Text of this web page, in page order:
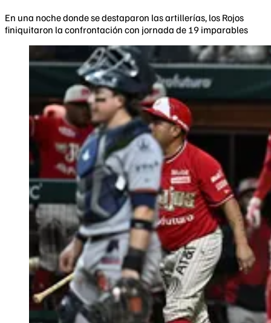
En una noche donde se destaparon las artillerías, los Rojos
finiquitaron la confrontación con jornada de 19 imparables